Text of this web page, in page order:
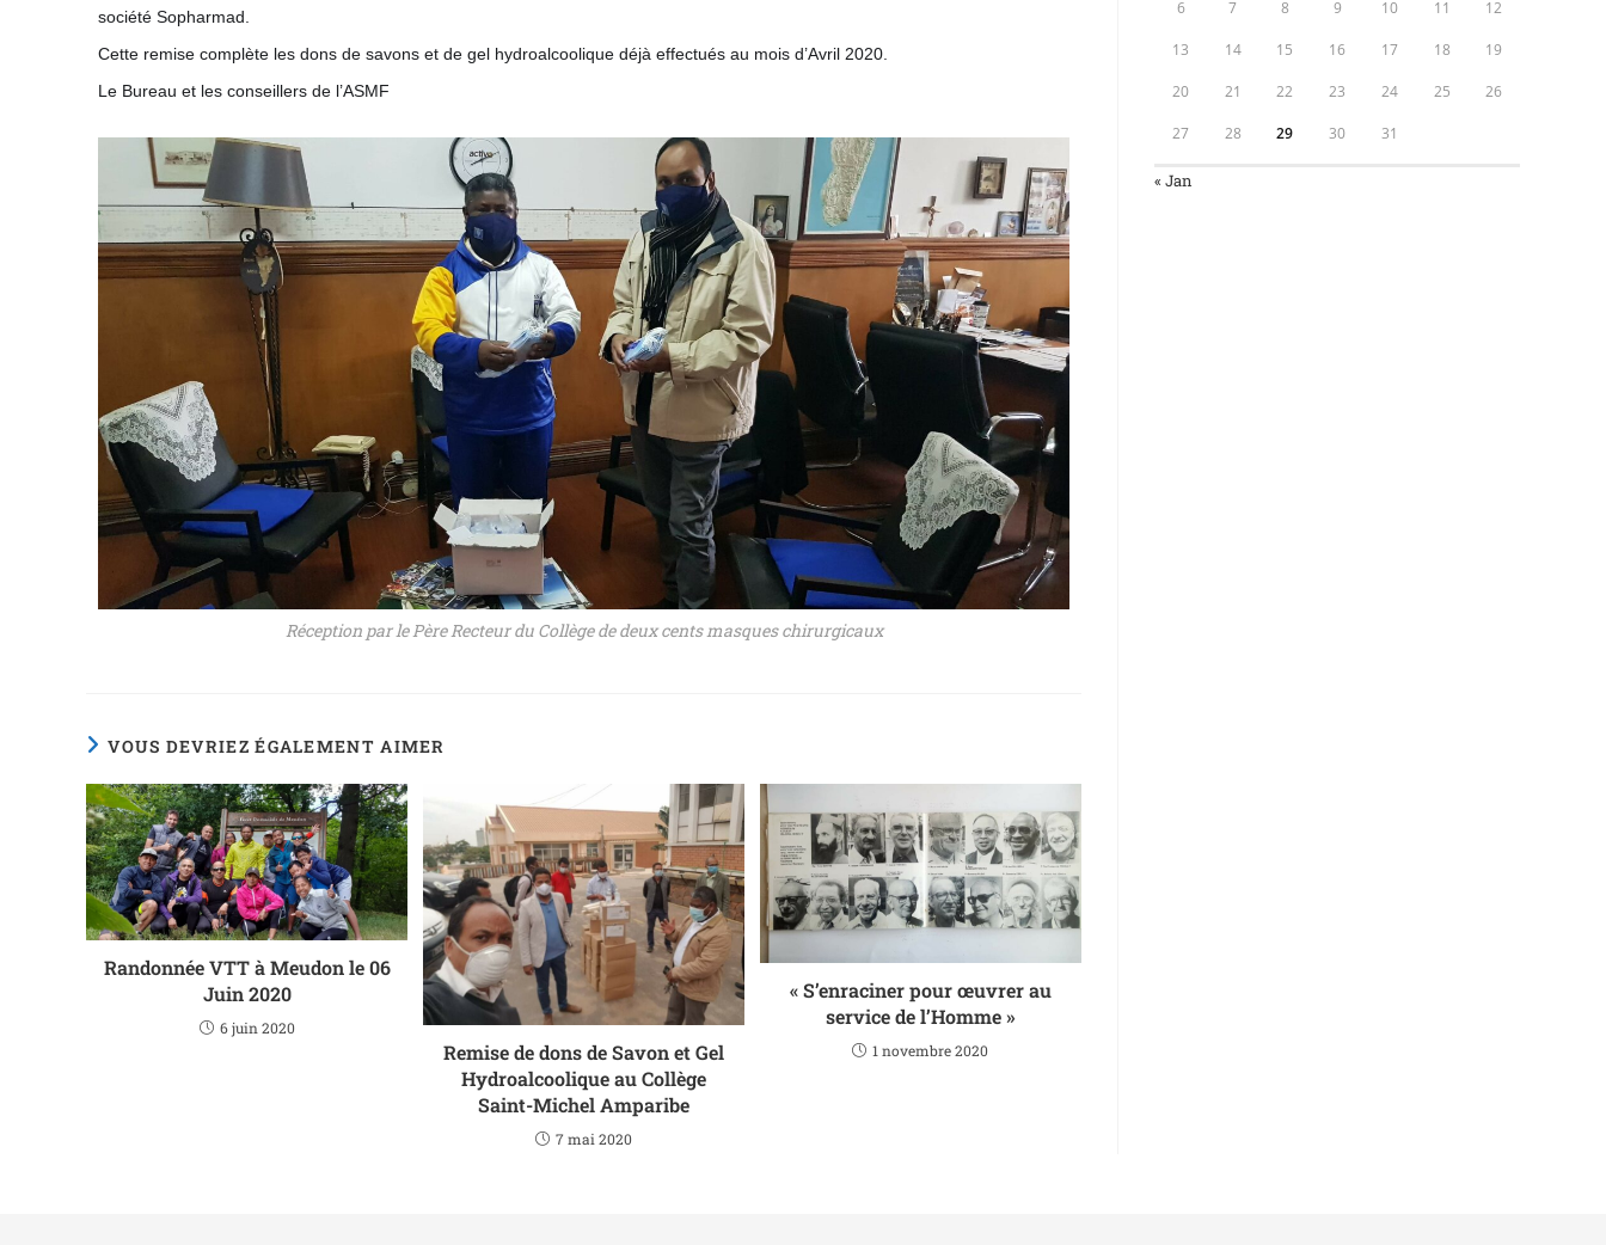
société Sopharmad.
Cette remise complète les dons de savons et de gel hydroalcoolique déjà effectués au mois d’Avril 2020.
Le Bureau et les conseillers de l’ASMF
Réception par le Père Recteur du Collège de deux cents masques chirurgicaux
VOUS DEVRIEZ ÉGALEMENT AIMER
Randonnée VTT à Meudon le 06
Juin 2020
6 juin 2020
Remise de dons de Savon et Gel
Hydroalcoolique au Collège
Saint-Michel Amparibe
7 mai 2020
« S’enraciner pour œuvrer au
service de l’Homme »
1 novembre 2020
6 7 8 9 10 11 12
13 14 15 16 17 18 19
20 21 22 23 24 25 26
27 28 29 30 31
« Jan